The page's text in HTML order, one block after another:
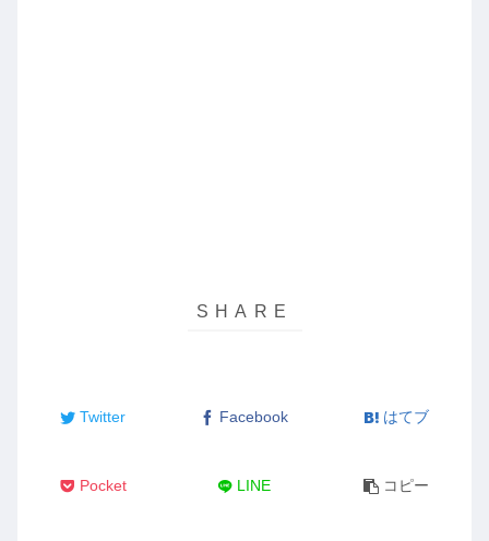
Twitter Facebook はてブ
Pocket LINE コピー